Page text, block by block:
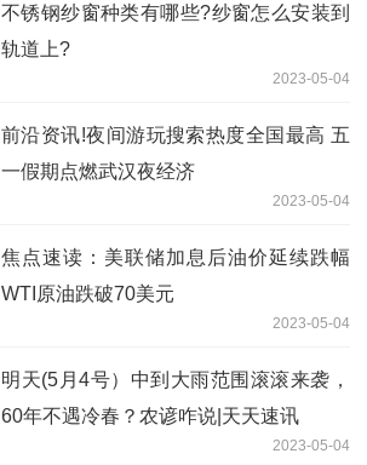
不锈钢纱窗种类有哪些?纱窗怎么安装到
轨道上?
2023-05-04
前沿资讯!夜间游玩搜索热度全国最高 五
一假期点燃武汉夜经济
2023-05-04
焦点速读：美联储加息后油价延续跌幅
WTI原油跌破70美元
2023-05-04
明天(5月4号）中到大雨范围滚滚来袭，
60年不遇冷春？农谚咋说|天天速讯
2023-05-04